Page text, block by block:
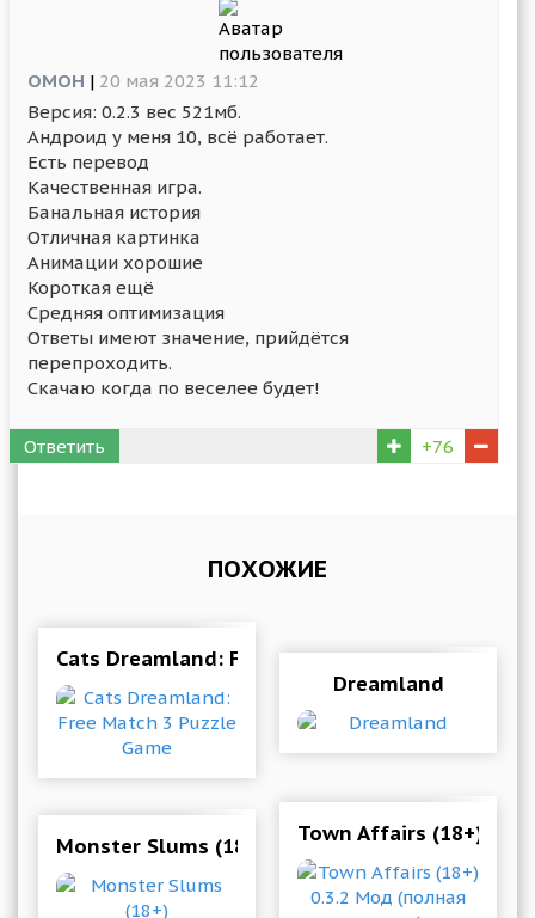
OMOH | 20 мая 2023 11:12
Версия: 0.2.3 вес 521мб.
Андроид у меня 10, всё работает.
Есть перевод
Качественная игра.
Банальная история
Отличная картинка
Анимации хорошие
Короткая ещё
Средняя оптимизация
Ответы имеют значение, прийдётся
перепроходить.
Скачаю когда по веселее будет!
Ответить +76
ПОХОЖИЕ
Cats Dreamland: Free Match 3 Puzzle Game
Dreamland
Monster Slums (18+) Town Affairs (18+)